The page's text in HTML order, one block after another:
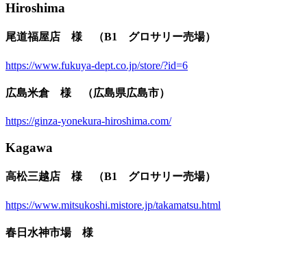
Hiroshima
尾道福屋店 様 （B1 グロサリー売場）
https://www.fukuya-dept.co.jp/store/?id=6
広島米倉 様 （広島県広島市）
https://ginza-yonekura-hiroshima.com/
Kagawa
高松三越店 様 （B1 グロサリー売場）
https://www.mitsukoshi.mistore.jp/takamatsu.html
春日水神市場 様